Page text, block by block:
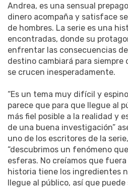
Andrea, es una sensual
dinero acompaña y satisface
de hombres. La serie es una
encontradas, donde su
enfrentar las consecuencias
destino cambiará para siempre
se crucen inesperadamente.
“Es un tema muy difícil y
parece que para que llegue al
más fiel posible a la realidad y
de una buena investigación”
uno de los escritores de la
“descubrimos un fenómeno
esferas. No creíamos que
historia tiene los ingredientes
llegue al público, así que